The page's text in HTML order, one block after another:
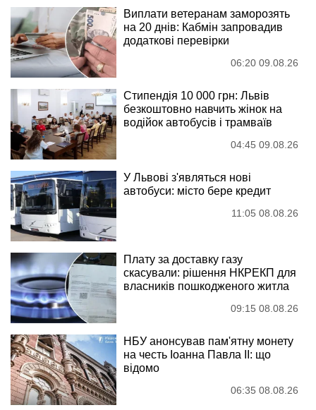
Виплати ветеранам заморозять
на 20 днів: Кабмін запровадив
додаткові перевірки
06:20 09.08.26
Стипендія 10 000 грн: Львів
безкоштовно навчить жінок на
водійок автобусів і трамваїв
04:45 09.08.26
У Львові з'являться нові
автобуси: місто бере кредит
11:05 08.08.26
Плату за доставку газу
скасували: рішення НКРЕКП для
власників пошкодженого житла
09:15 08.08.26
НБУ анонсував пам'ятну монету
на честь Іоанна Павла II: що
відомо
06:35 08.08.26